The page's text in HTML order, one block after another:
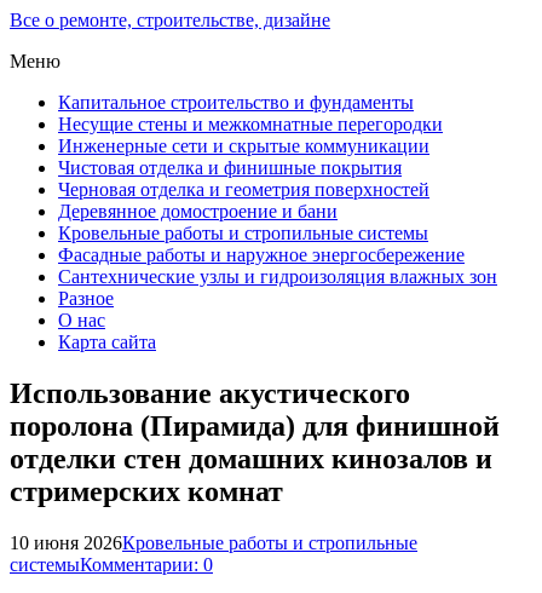
Все о ремонте, строительстве, дизайне
Меню
Капитальное строительство и фундаменты
Несущие стены и межкомнатные перегородки
Инженерные сети и скрытые коммуникации
Чистовая отделка и финишные покрытия
Черновая отделка и геометрия поверхностей
Деревянное домостроение и бани
Кровельные работы и стропильные системы
Фасадные работы и наружное энергосбережение
Сантехнические узлы и гидроизоляция влажных зон
Разное
О нас
Карта сайта
Использование акустического
поролона (Пирамида) для финишной
отделки стен домашних кинозалов и
стримерских комнат
10 июня 2026Кровельные работы и стропильные
системыКомментарии: 0